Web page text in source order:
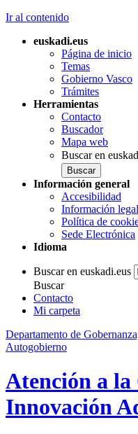
Ir al contenido
euskadi.eus
Página de inicio
Temas
Gobierno Vasco
Trámites
Herramientas
Contacto
Buscador
Mapa web
Buscar en
Información general
Accesibilidad
Información legal
Política de
Sede Electrónica
Idioma
Buscar en euskadi.eus
Buscar
Contacto
Mi carpeta
Departamento de
Autogobierno
Atención a
Innovación